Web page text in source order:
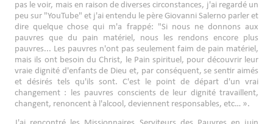
pas le voir, mais en raison de diverses circonstances, j'ai regardé un
peu sur "YouTube" et j'ai entendu le père Giovanni Salerno parler et
dire quelque chose qui m'a frappé: "Si nous ne donnons aux
pauvres que du pain matériel, nous les rendons encore plus
pauvres... Les pauvres n'ont pas seulement faim de pain matériel,
mais ils ont besoin du Christ, le Pain spirituel, pour découvrir leur
vraie dignité d'enfants de Dieu et, par conséquent, se sentir aimés
et désirés tels qu'ils sont. C'est le point de départ d'un vrai
changement : les pauvres conscients de leur dignité travaillent,
changent, renoncent à l'alcool, deviennent responsables, etc… ».